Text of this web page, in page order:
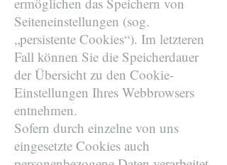
Seiteneinstellungen (sog.
„persistente Cookies“). Im letzteren
Fall können Sie die Speicherdauer
der Übersicht zu den Cookie-
Einstellungen Ihres Webbrowsers
entnehmen.
Sofern durch einzelne von uns
eingesetzte Cookies auch